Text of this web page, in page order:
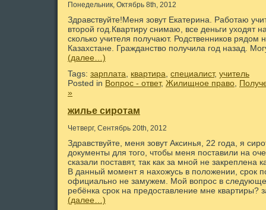
Понедельник, Октябрь 8th, 2012
Здравствуйте!Меня зовут Екатерина. Работаю
второй год.Квартиру снимаю, все деньги уходят
сколько учителя получают. Родственников рядом
Казахстане. Гражданство получила год назад.
(далее…)
Tags: зарплата квартира специалист, учитель
Posted in Вопрос - ответ, Жилищное право
»
жилье сиротам
Четверг, Сентябрь 20th, 2012
Здравствуйте, меня зовут Аксинья, 22 года, я
документы для того, чтобы меня поставили на
сказали поставят, так как за мной не закреплена
В данный момент я нахожусь в положении, срок
официально не замужем. Мой вопрос в
ребёнка срок на предоставление мне квартиры?
(далее…)